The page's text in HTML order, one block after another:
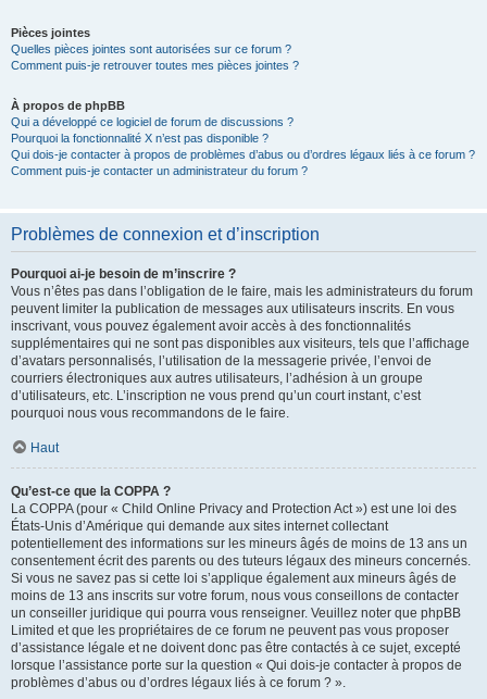
Pièces jointes
Quelles pièces jointes sont autorisées sur ce forum ?
Comment puis-je retrouver toutes mes pièces jointes ?
À propos de phpBB
Qui a développé ce logiciel de forum de discussions ?
Pourquoi la fonctionnalité X n’est pas disponible ?
Qui dois-je contacter à propos de problèmes d’abus ou d’ordres légaux liés à ce forum ?
Comment puis-je contacter un administrateur du forum ?
Problèmes de connexion et d’inscription
Pourquoi ai-je besoin de m’inscrire ?
Vous n’êtes pas dans l’obligation de le faire, mais les administrateurs du forum
peuvent limiter la publication de messages aux utilisateurs inscrits. En vous
inscrivant, vous pouvez également avoir accès à des fonctionnalités
supplémentaires qui ne sont pas disponibles aux visiteurs, tels que l’affichage
d’avatars personnalisés, l’utilisation de la messagerie privée, l’envoi de
courriers électroniques aux autres utilisateurs, l’adhésion à un groupe
d’utilisateurs, etc. L’inscription ne vous prend qu’un court instant, c’est
pourquoi nous vous recommandons de le faire.
Haut
Qu’est-ce que la COPPA ?
La COPPA (pour « Child Online Privacy and Protection Act ») est une loi des
États-Unis d’Amérique qui demande aux sites internet collectant
potentiellement des informations sur les mineurs âgés de moins de 13 ans un
consentement écrit des parents ou des tuteurs légaux des mineurs concernés.
Si vous ne savez pas si cette loi s’applique également aux mineurs âgés de
moins de 13 ans inscrits sur votre forum, nous vous conseillons de contacter
un conseiller juridique qui pourra vous renseigner. Veuillez noter que phpBB
Limited et que les propriétaires de ce forum ne peuvent pas vous proposer
d’assistance légale et ne doivent donc pas être contactés à ce sujet, excepté
lorsque l’assistance porte sur la question « Qui dois-je contacter à propos de
problèmes d’abus ou d’ordres légaux liés à ce forum ? ».